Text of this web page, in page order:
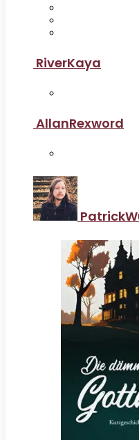
RiverKaya
AllanRexword